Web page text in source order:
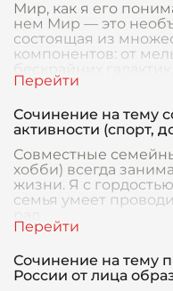
Мир, как я его
нем Мир — это
состоящая из
компонентов: от
бескрайних галактик,
Сочинение на тему
активности (спорт,
Совместные
хобби) всегда
жизни. Я с
семья умеет
Сочинение на тему
России от лица